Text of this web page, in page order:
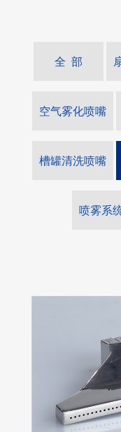
全 部
空气雾化喷嘴
槽罐清洗喷嘴
喷雾系